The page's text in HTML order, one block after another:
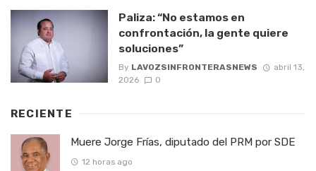
Paliza: “No estamos en
confrontación, la gente quiere
soluciones”
By LAVOZSINFRONTERASNEWS
abril 13,
2026
0
RECIENTE
Muere Jorge Frías, diputado del PRM por SDE
12 horas ago